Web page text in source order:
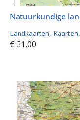
Natuurkundige
Landkaarten Kaarten
€ 31,00